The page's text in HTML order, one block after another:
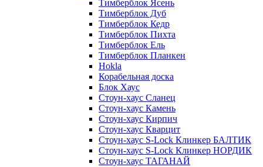
Тимберблок Ясень
Тимберблок Дуб
Тимберблок Кедр
Тимберблок Пихта
Тимберблок Ель
Тимберблок Планкен
Hokla
Корабельная доска
Блок Хаус
Стоун-хаус Сланец
Стоун-хаус Камень
Стоун-хаус Кирпич
Стоун-хаус Кварцит
Стоун-хаус S-Lock Клинкер БАЛТИК
Стоун-хаус S-Lock Клинкер НОРДИК
Стоун-хаус ТАГАНАЙ